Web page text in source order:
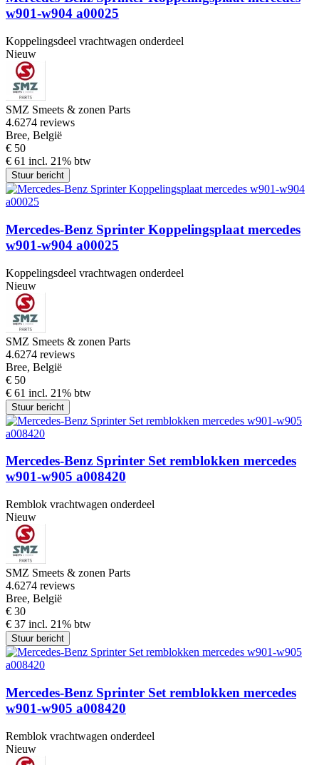
w901-w904 a00025
Koppelingsdeel vrachtwagen onderdeel
Nieuw
SMZ Smeets & zonen Parts
4.6274 reviews
Bree, België
€ 50
€ 61 incl. 21% btw
Stuur bericht
Mercedes-Benz Sprinter Koppelingsplaat mercedes
w901-w904 a00025
Koppelingsdeel vrachtwagen onderdeel
Nieuw
SMZ Smeets & zonen Parts
4.6274 reviews
Bree, België
€ 50
€ 61 incl. 21% btw
Stuur bericht
Mercedes-Benz Sprinter Set remblokken mercedes
w901-w905 a008420
Remblok vrachtwagen onderdeel
Nieuw
SMZ Smeets & zonen Parts
4.6274 reviews
Bree, België
€ 30
€ 37 incl. 21% btw
Stuur bericht
Mercedes-Benz Sprinter Set remblokken mercedes
w901-w905 a008420
Remblok vrachtwagen onderdeel
Nieuw